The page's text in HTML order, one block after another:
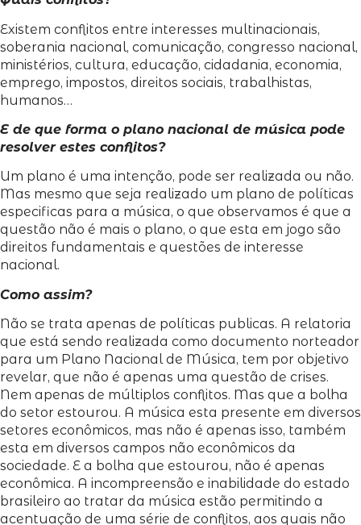
Existem conflitos entre interesses multinacionais,
soberania nacional, comunicação, congresso nacional,
ministérios, cultura, educação, cidadania, economia,
emprego, impostos, direitos sociais, trabalhistas,
humanos…
E de que forma o plano nacional de música pode
resolver estes conflitos?
Um plano é uma intenção, pode ser realizada ou não.
Mas mesmo que seja realizado um plano de políticas
especificas para a música, o que observamos é que a
questão não é mais o plano, o que esta em jogo são
direitos fundamentais e questões de interesse
nacional.
Como assim?
Não se trata apenas de políticas publicas. A relatoria
que está sendo realizada como documento norteador
para um Plano Nacional de Música, tem por objetivo
revelar, que não é apenas uma questão de crises.
Nem apenas de múltiplos conflitos. Mas que a bolha
do setor estourou. A música esta presente em diversos
setores econômicos, mas não é apenas isso, também
esta em diversos campos não econômicos da
sociedade. E a bolha que estourou, não é apenas
econômica. A incompreensão e inabilidade do estado
brasileiro ao tratar da música estão permitindo a
acentuação de uma série de conflitos, aos quais não